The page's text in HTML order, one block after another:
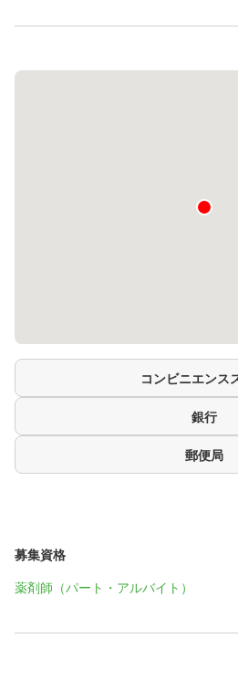
コンビニエンス
銀行
郵便局
募集資格
薬剤師（パート・アルバイト）